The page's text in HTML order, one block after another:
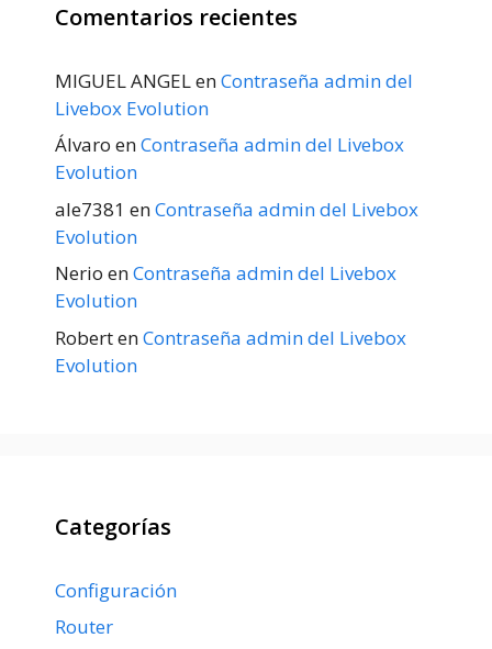
Comentarios recientes
MIGUEL ANGELenContraseña admin del
Livebox Evolution
Álvaro enContraseña admin del Livebox
Evolution
ale7381 enContraseña admin del Livebox
Evolution
Nerio enContraseña admin del Livebox
Evolution
RobertenContraseña admin del Livebox
Evolution
Categorías
Configuración
Router